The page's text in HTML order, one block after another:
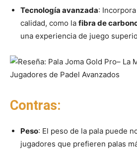
Tecnología avanzada:
calidad, como la fibra de
una experiencia de juego
Contras:
Peso: El peso de la pala puede
jugadores que prefieren palas